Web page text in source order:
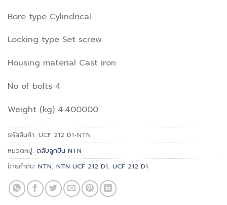
Bore type Cylindrical
Locking type Set screw
Housing material Cast iron
No of bolts 4
Weight (kg) 4.400000
รหัสสินค้า: UCF 212 D1-NTN
หมวดหมู่: ตลับลูกปืน NTN
ป้ายกำกับ: NTN NTN UCF 212 D1 UCF 212 D1